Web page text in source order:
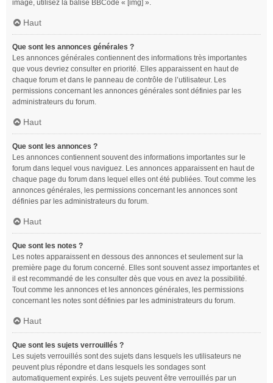
image, utilisez la balise BBCode « [img] ».
Haut
Que sont les annonces générales ?
Les annonces générales contiennent des informations très importantes
que vous devriez consulter en priorité. Elles apparaissent en haut de
chaque forum et dans le panneau de contrôle de l’utilisateur. Les
permissions concernant les annonces générales sont définies par les
administrateurs du forum.
Haut
Que sont les annonces ?
Les annonces contiennent souvent des informations importantes sur le
forum dans lequel vous naviguez. Les annonces apparaissent en haut de
chaque page du forum dans lequel elles ont été publiées. Tout comme les
annonces générales, les permissions concernant les annonces sont
définies par les administrateurs du forum.
Haut
Que sont les notes ?
Les notes apparaissent en dessous des annonces et seulement sur la
première page du forum concerné. Elles sont souvent assez importantes et
il est recommandé de les consulter dès que vous en avez la possibilité.
Tout comme les annonces et les annonces générales, les permissions
concernant les notes sont définies par les administrateurs du forum.
Haut
Que sont les sujets verrouillés ?
Les sujets verrouillés sont des sujets dans lesquels les utilisateurs ne
peuvent plus répondre et dans lesquels les sondages sont
automatiquement expirés. Les sujets peuvent être verrouillés par un